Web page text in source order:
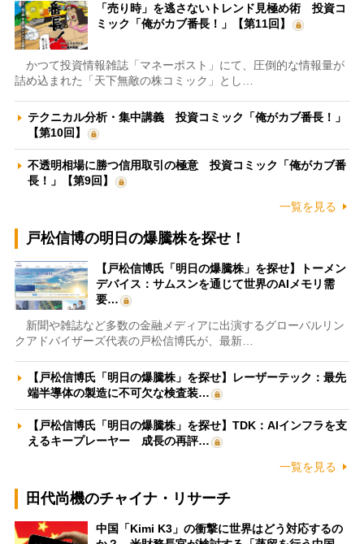
「売り時」を逃さないトレンド見極め術 投資コ
ミック「俺がカブ番長！」【第11回】
かつて投資情報雑誌「マネーポスト」にて、圧倒的な情報量が
詰め込まれた「天下無敵の株コミック」とし…
テクニカル分析・集中講義 投資コミック「俺がカブ番長！」
【第10回】
不透明相場に勝つ信用取引の極意 投資コミック「俺がカブ番
長！」【第9回】
一覧を見る
戸松信博の明日の爆騰株を探せ！
【戸松信博氏「明日の爆騰株」を探せ】トーメン
デバイス：サムスンを通じて世界のAIメモリ需
要…
新聞や雑誌など多数の金融メディアに出演するグローバルリン
クアドバイザーズ代表の戸松信博氏が、最新…
【戸松信博氏「明日の爆騰株」を探せ】レーザーテック：最先
端半導体の製造に不可欠な検査装…
【戸松信博氏「明日の爆騰株」を探せ】TDK：AIインフラを支
えるキープレーヤー 成長の再評…
一覧を見る
田代尚機のチャイナ・リサーチ
中国「Kimi K3」の衝撃に世界はどう対応するの